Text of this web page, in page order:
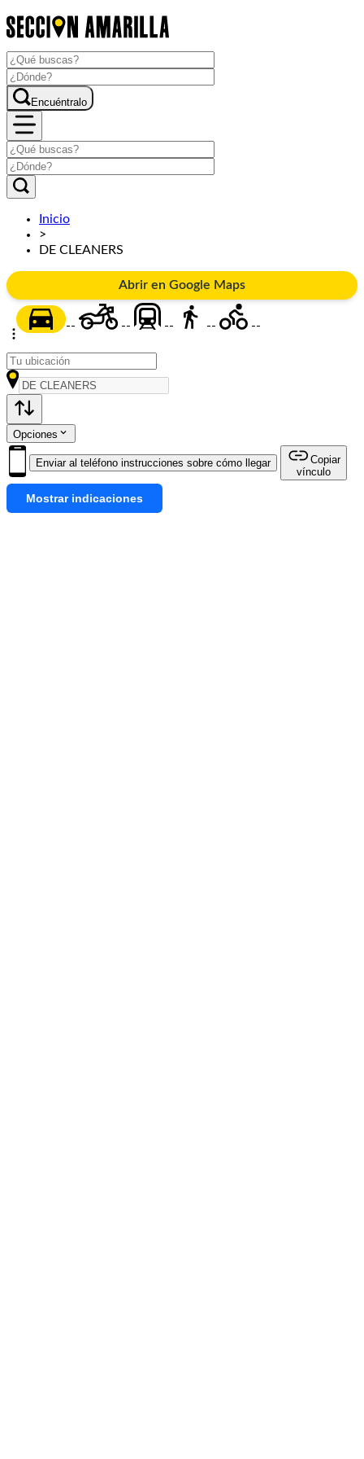
Encuéntralo
Inicio
>
DE CLEANERS
Abrir en Google Maps
-- -- -- -- --
Opciones
Enviar al teléfono instrucciones sobre cómo llegar
Copiar
vínculo
Mostrar indicaciones